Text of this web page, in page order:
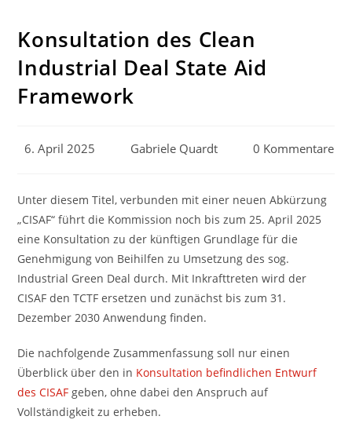
Konsultation des Clean
Industrial Deal State Aid
Framework
Beitrag
6. April 2025
Beitrags-
Gabriele Quardt
Beitrags-
0 Kommentare
Unter diesem Titel, verbunden mit einer neuen Abkürzung
„CISAF“ führt die Kommission noch bis zum 25. April 2025
eine Konsultation zu der künftigen Grundlage für die
Genehmigung von Beihilfen zu Umsetzung des sog.
Industrial Green Deal durch. Mit Inkrafttreten wird der
CISAF den TCTF ersetzen und zunächst bis zum 31.
Dezember 2030 Anwendung finden.
Die nachfolgende Zusammenfassung soll nur einen
Überblick über den in Konsultation befindlichen Entwurf
des CISAF geben, ohne dabei den Anspruch auf
Vollständigkeit zu erheben.